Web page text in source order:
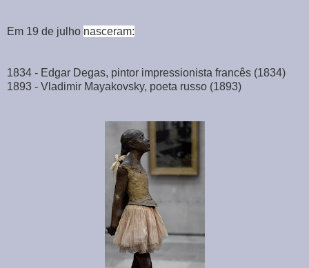
Em 19 de julho nasceram:
1834 - Edgar Degas, pintor impressionista francês (1834)
1893 - Vladimir Mayakovsky, poeta russo (1893)